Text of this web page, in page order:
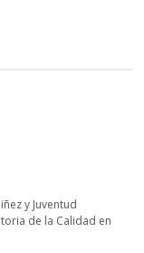
y Juventud
de la Calidad en